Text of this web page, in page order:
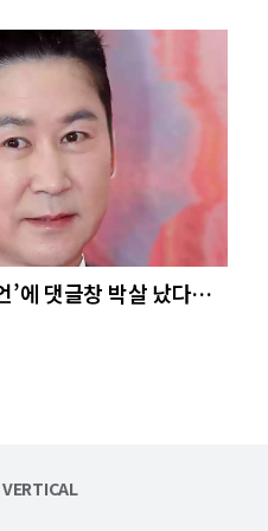
’에 댓글창 박살 났다…
VERTICAL